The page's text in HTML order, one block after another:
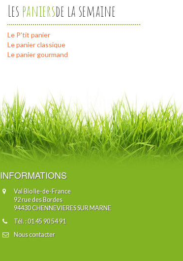
Les paniersde la semaine
Le P'tit panier
Le panier classique
Le panier gourmand
INFORMATIONS
Val Bio Ile-de-France
92 rue des Bordes
94430 CHENNEVIERES SUR MARNE
Tél. : 01 45 90 54 91
Nous contacter